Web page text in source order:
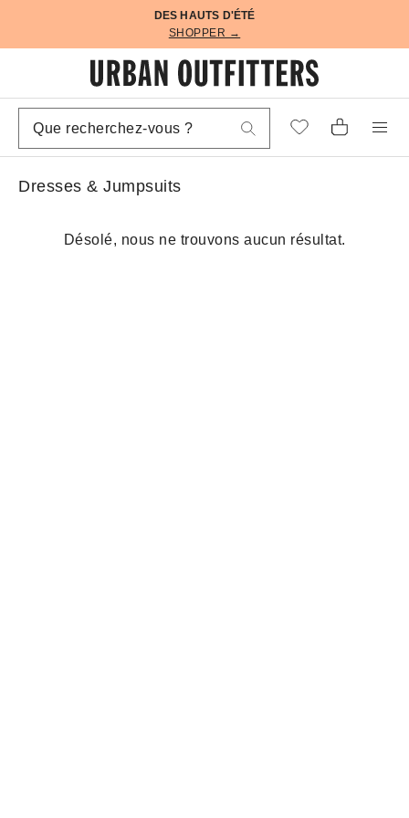
DES HAUTS D'ÉTÉ
SHOPPER →
Dresses & Jumpsuits
Désolé, nous ne trouvons aucun résultat.